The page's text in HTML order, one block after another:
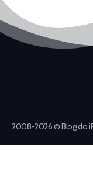
2008-2026 © Blog do